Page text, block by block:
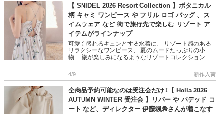
【 SNIDEL 2026 Resort Collection 】ボタニカル
柄 キャミ ワンピース や フリル ロゴ バッグ 、ス
イムウェア など 街で旅行先で楽しむ リゾート ア
イテムがラインナップ
可愛く盛れるキュンとする水着に、 リゾート感のある
リラクシーなワンピース、 夏のムードたっぷりの小
物… 旅が楽しみになるようなリゾートコレクション 春
4/9 新作入荷
全商品予約可能なのは受注会だけ!!【 Hella 2026
AUTUMN WINTER 受注会 】リバー や パデッド コ
ート など、ディレクター 伊藤颯希さんが着こなす